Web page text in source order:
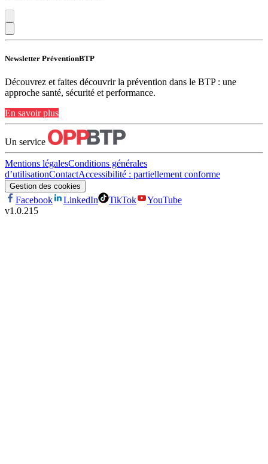
Newsletter PréventionBTP
Découvrez et faites découvrir la prévention dans le BTP : une
approche santé, sécurité et performance.
En savoir plus
Un service
Mentions légalesConditions générales
d’utilisationContactAccessibilité : partiellement conforme
Gestion des cookies
Facebook LinkedIn TikTok
YouTube
v1.0.215